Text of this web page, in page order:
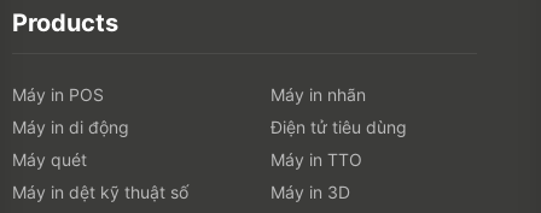
Products
Máy in POS
Máy in nhãn
Máy in di động
Điện tử tiêu dùng
Máy quét
Máy in TTO
Máy in dệt kỹ thuật số
Máy in 3D